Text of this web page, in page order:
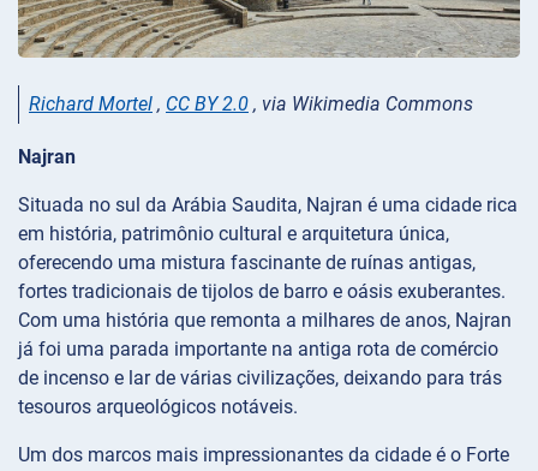
Richard Mortel , CC BY 2.0 , via Wikimedia Commons
Najran
Situada no sul da Arábia Saudita, Najran é uma cidade rica
em história, patrimônio cultural e arquitetura única,
oferecendo uma mistura fascinante de ruínas antigas,
fortes tradicionais de tijolos de barro e oásis exuberantes.
Com uma história que remonta a milhares de anos, Najran
já foi uma parada importante na antiga rota de comércio
de incenso e lar de várias civilizações, deixando para trás
tesouros arqueológicos notáveis.
Um dos marcos mais impressionantes da cidade é o Forte